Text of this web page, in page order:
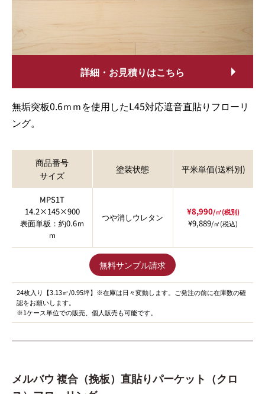
詳細・お見積りはこちら
無垢突板0.6ｍｍを使用したL45対応遮音直貼りフローリ
ング。
商品番号
サイズ
塗装状態 平米単価(送料別)
MPS1T
14.2×145×900
表面単板：約0.6ｍ
ｍ
つや消しウレタン
¥8,990/㎡(税別)
¥9,889/㎡(税込)
無料サンプル請求
24枚入り【3.13㎡/0.95坪】※在庫は日々変動します。ご発注の前に在庫数の確
認をお願いします。
※1ケース単位での販売、個人販売も可能です。
メルバウ 複合（挽板）直貼りパーケット（クロ